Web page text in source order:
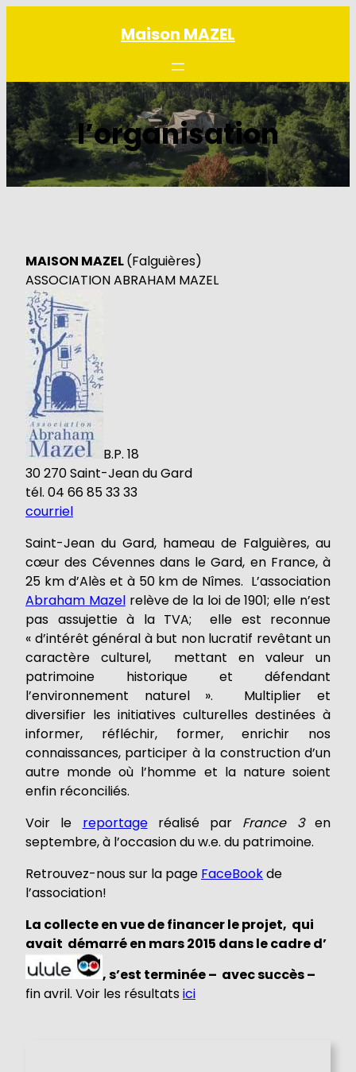
Maison MAZEL
l’organisation
MAISON MAZEL(Falguières)
ASSOCIATION ABRAHAM MAZEL
B.P. 18
30 270 Saint-Jean du Gard
tél. 04 66 85 33 33
courriel
Saint-Jean du Gard, hameau de Falguières, au
cœur des Cévennes dans le Gard, en France, à
25 km d’Alès et à 50 km de Nîmes. L’association
Abraham Mazelrelève de la loi de 1901; elle n’est
pas assujettie à la TVA; elle est reconnue
« d’intérêt général à but non lucratif revêtant un
caractère culturel, mettant en valeur un
patrimoine historique et défendant
l’environnement naturel ». Multiplier et
diversifier les initiatives culturelles destinées à
informer, réfléchir, former, enrichir nos
connaissances, participer à la construction d’un
autre monde où l’homme et la nature soient
enfin réconciliés.
Voir le reportageréalisé par France 3en
septembre, à l’occasion du w.e. du patrimoine.
Retrouvez-nous sur la page FaceBookde
l’association!
La collecte en vue de financer le projet, qui
avait démarré en mars 2015 dans le cadre d’
, s’est terminée – avec succès –
fin avril. Voir les résultatsici